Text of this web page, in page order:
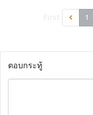
1
ตอบกระทู้